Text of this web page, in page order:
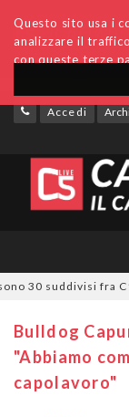
Questo sito usa i
analizzare il
con queste terze
Accedi
suddivisi fra C1, C2
Bulldog
"Abbiamo
capolavoro"